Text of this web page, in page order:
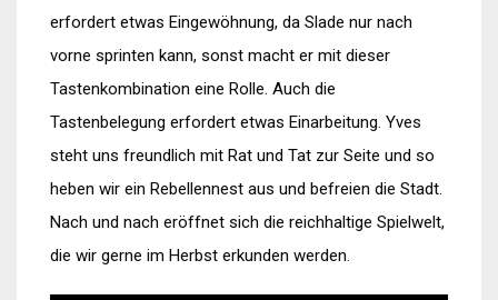
erfordert etwas Eingewöhnung, da Slade nur nach
vorne sprinten kann, sonst macht er mit dieser
Tastenkombination eine Rolle. Auch die
Tastenbelegung erfordert etwas Einarbeitung. Yves
steht uns freundlich mit Rat und Tat zur Seite und so
heben wir ein Rebellennest aus und befreien die Stadt.
Nach und nach eröffnet sich die reichhaltige Spielwelt,
die wir gerne im Herbst erkunden werden.